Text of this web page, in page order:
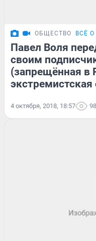
ОБЩЕСТВО ВСЁ
Павел Воля
своим
(запрещённая в
экстремистская
4 октября, 2018, 18:57